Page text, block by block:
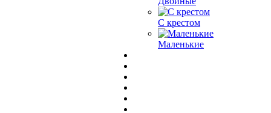
С крестом
Маленькие